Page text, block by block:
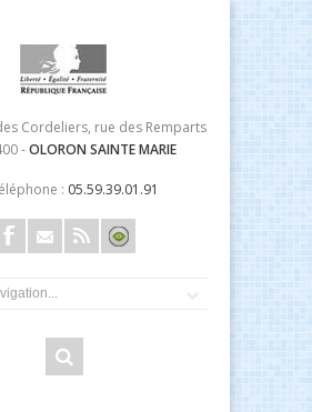
Cordeliers, rue des Remparts
-OLORON SAINTE MARIE
: 05.59.39.01.91